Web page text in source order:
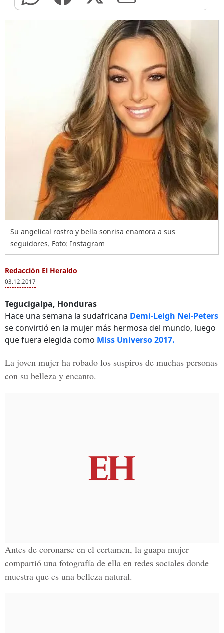
Su angelical rostro y bella sonrisa enamora a sus
seguidores. Foto: Instagram
Redacción El Heraldo
03.12.2017
Tegucigalpa, Honduras
Hace una semana la sudafricana Demi-Leigh Nel-Peters
se convirtió en la mujer más hermosa del mundo, luego
que fuera elegida como Miss Universo 2017.
La joven mujer ha robado los suspiros de muchas personas
con su belleza y encanto.
Antes de coronarse en el certamen, la guapa mujer
compartió una fotografía de ella en redes sociales donde
muestra que es una belleza natural.